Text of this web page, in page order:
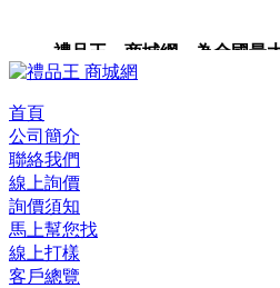
禮品王 商城網 為全國最大
品包裝,禮品卡,企業禮品,禮
首頁
公司簡介
聯絡我們
線上詢價
詢價須知
馬上幫您找
線上打樣
客戶總覽